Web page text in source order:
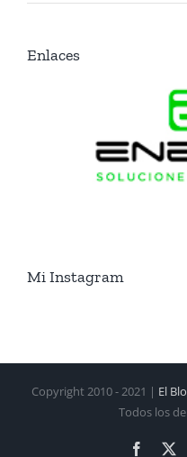
Enlaces
Mi Instagram
Copyright 2010 - 2021 | El
Todos los